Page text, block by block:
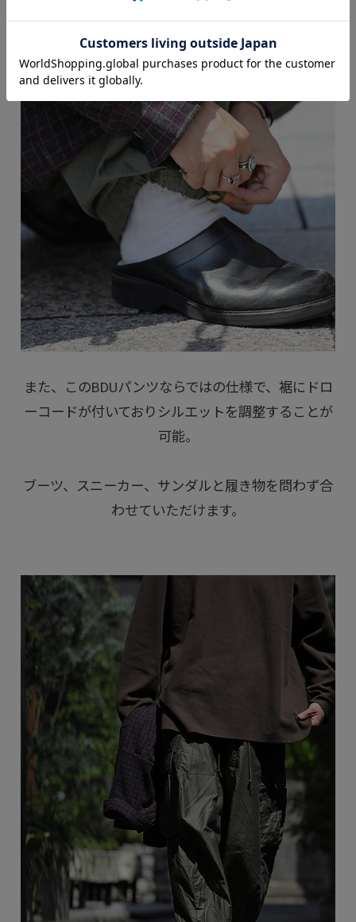
また、このBDUパンツならではの仕様で、裾にドロ
ーコードが付いておりシルエットを調整することが
可能。
ブーツ、スニーカー、サンダルと履き物を問わず合
わせていただけます。